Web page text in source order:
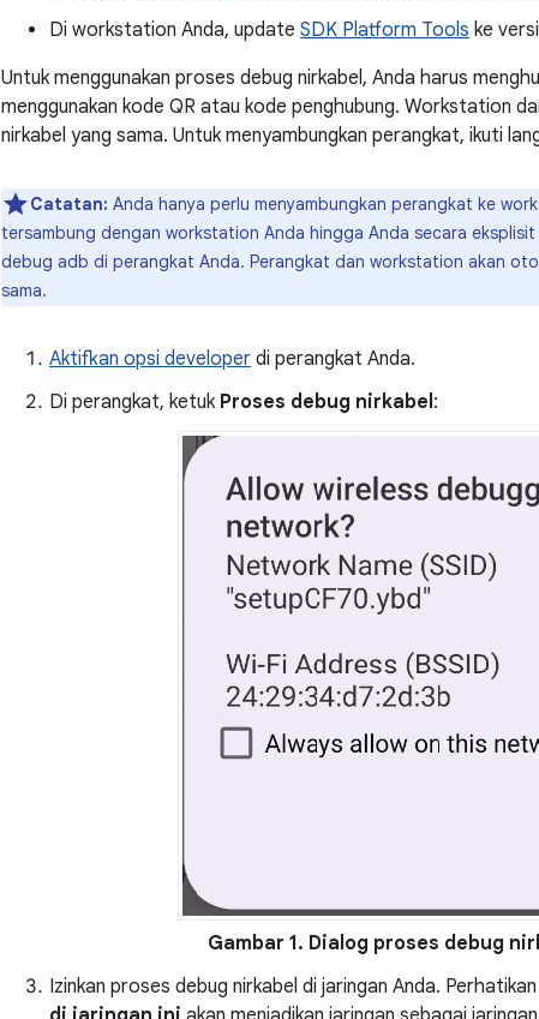
Di workstation Anda, update SDK Platform Tools ke
Untuk menggunakan proses debug nirkabel, Anda harus
menggunakan kode QR atau kode penghubung. Workstation
nirkabel yang sama. Untuk menyambungkan perangkat, ikuti
Catatan: Anda hanya perlu menyambungkan perangkat ke
tersambung dengan workstation Anda hingga Anda secara
debug adb di perangkat Anda. Perangkat dan workstation akan
sama.
Aktifkan opsi developer di perangkat Anda.
Di perangkat, ketuk Proses debug nirkabel:
Gambar 1. Dialog proses debug
Izinkan proses debug nirkabel di jaringan Anda.